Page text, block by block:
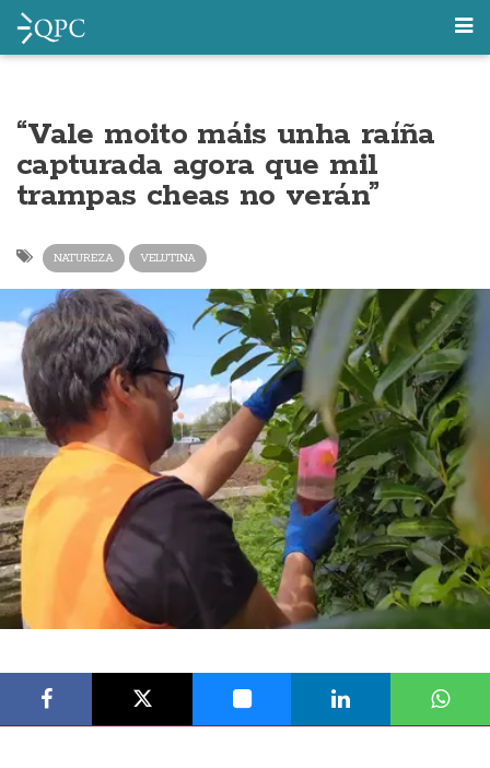
“Vale moito máis unha raíña
capturada agora que mil
trampas cheas no verán”
NATUREZA VELUTINA